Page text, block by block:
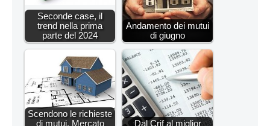
Seconde case, il
trend nella prima
parte del 2024
Andamento dei mutui
di giugno
Scendono le richieste
di mutui. Mercato
Dal Crif al miglior